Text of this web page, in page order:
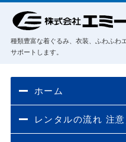
種類豊富な着ぐるみ、衣装、ふわふわ
サポートします。
ホーム
レンタルの流れ 注意